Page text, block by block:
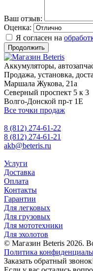
Ваш отзыв:
Оценка:
Я согласен на
Продолжить
Аккумуляторы,
Продажа, установка,
Маршала Жукова, 21а
Северный проспект 5 к 3
Волго-Донской пр-т 1Е
Все точки продаж
8 (812) 274-61-22
8 (812) 274-61-21
akb@beteris.ru
Услуги
Доставка
Оплата
Контакты
Гарантии
Для легковых
Для грузовых
Для мототехники
Для эхолотов
© Магазин Beteris 2026.
Политика
Заказать обратный